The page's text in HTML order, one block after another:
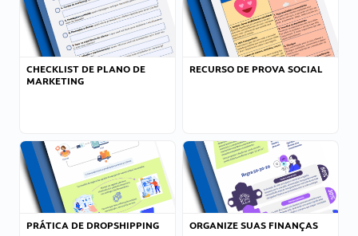
CHECKLIST DE PLANO DE
MARKETING
RECURSO DE PROVA SOCIAL
PRÁTICA DE DROPSHIPPING ORGANIZE SUAS FINANÇAS